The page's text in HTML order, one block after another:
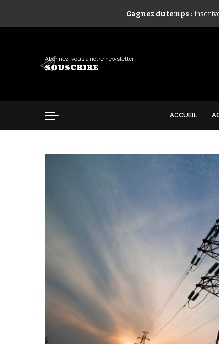
Gagnez du temps :
Abonnez-vous à notre newsletter
SOUSCRIRE
ACCUEIL